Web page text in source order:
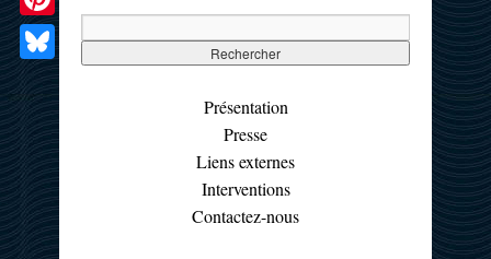
Présentation
Presse
Liens externes
Interventions
Contactez-nous
Pinterest
Bluesky